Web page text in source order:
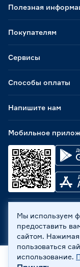
Способы оплаты
Мобильное
Полезная
Покупателям
Сервисы
Напишите нам
ООО «Бауцентр
ул. А.Невского,
Все права
Политика
Правовая
Мы используем
предоставить
сайтом.
пользоваться
использование.